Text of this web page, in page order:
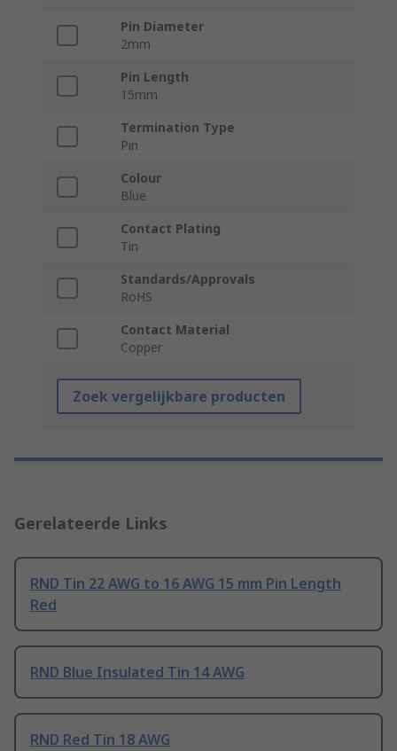
Pin Diameter
2mm
Pin Length
15mm
Termination Type
Pin
Colour
Blue
Contact Plating
Tin
Standards/Approvals
RoHS
Contact Material
Copper
Zoek vergelijkbare producten
Gerelateerde Links
RND Tin 22 AWG to 16 AWG 15 mm Pin Length
Red
RND Blue Insulated Tin 14 AWG
RND Red Tin 18 AWG